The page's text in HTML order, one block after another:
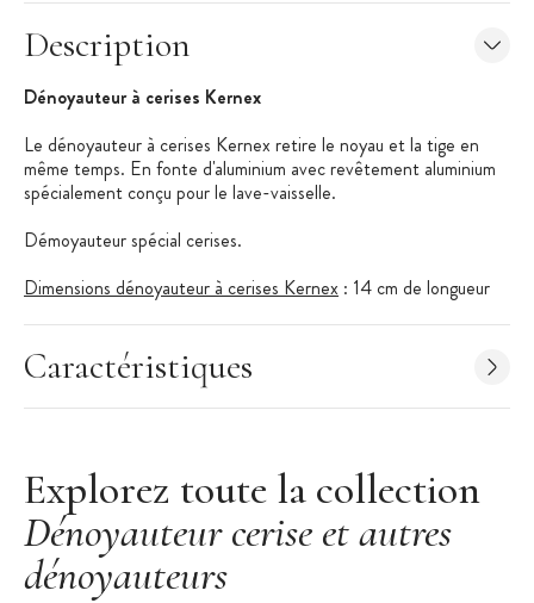
Description
Dénoyauteur à cerises Kernex
Le dénoyauteur à cerises Kernex retire le noyau et la tige en
même temps. En fonte d'aluminium avec revêtement aluminium
spécialement conçu pour le lave-vaisselle.
Démoyauteur spécial cerises.
Dimensions dénoyauteur à cerises Kernex : 14 cm de longueur
Caractéristiques
Explorez toute la collection
Dénoyauteur cerise et autres
dénoyauteurs